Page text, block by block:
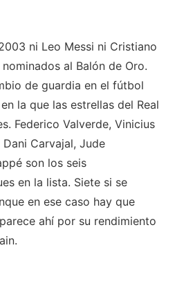
ni Leo Messi ni Cristiano
al Balón de Oro.
de guardia en el fútbol
la que las estrellas del Real
Federico Valverde, Vinicius
Carvajal, Jude
son los seis
en la lista. Siete si se
en ese caso hay que
ahí por su rendimiento